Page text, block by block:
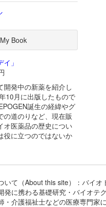
My Book
」
開発中の新薬を紹介し
10月に出版したもので
誕生の経緯やグ
の道のりなど、現在販
オ医薬品の歴史につい
役に立つのではないか
いて（About this site）：バイ
発に携わる基礎研究・バイオテ
・介護福祉士などの医療専門家